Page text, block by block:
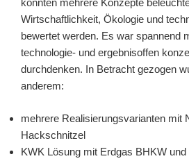
konnten mehrere Konzepte
Wirtschaftlichkeit, Ökologie und
bewertet werden. Es war spannend
technologie- und ergebnisoffen
durchdenken. In Betracht gezogen
anderem:
mehrere Realisierungsvarianten mit
Hackschnitzel
KWK Lösung mit Erdgas BHKW